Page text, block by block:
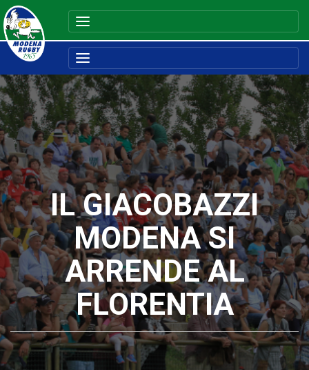
IL GIACOBAZZI
MODENA SI
ARRENDE AL
FLORENTIA